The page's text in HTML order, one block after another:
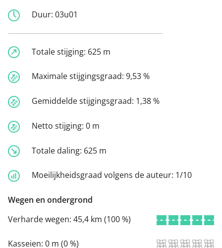
Duur: 03u01
Totale stijging: 625 m
Maximale stijgingsgraad: 9,53 %
Gemiddelde stijgingsgraad: 1,38 %
Netto stijging: 0 m
Totale daling: 625 m
Moeilijkheidsgraad volgens de auteur: 1/10
Wegen en ondergrond
Verharde wegen: 45,4 km (100 %)
Kasseien: 0 m (0 %)